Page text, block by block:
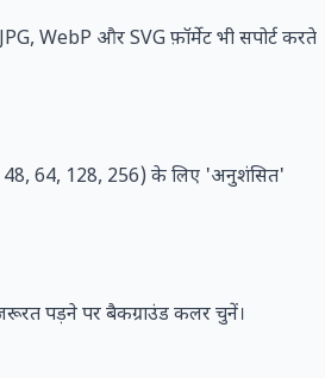
WebP और SVG फ़ॉर्मेट भी सपोर्ट करते
64, 128, 256) के लिए 'अनुशंसित'
पड़ने पर बैकग्राउंड कलर चुनें।